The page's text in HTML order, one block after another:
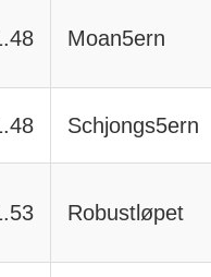
Moan5ern
Schjongs5ern
Robustløpet